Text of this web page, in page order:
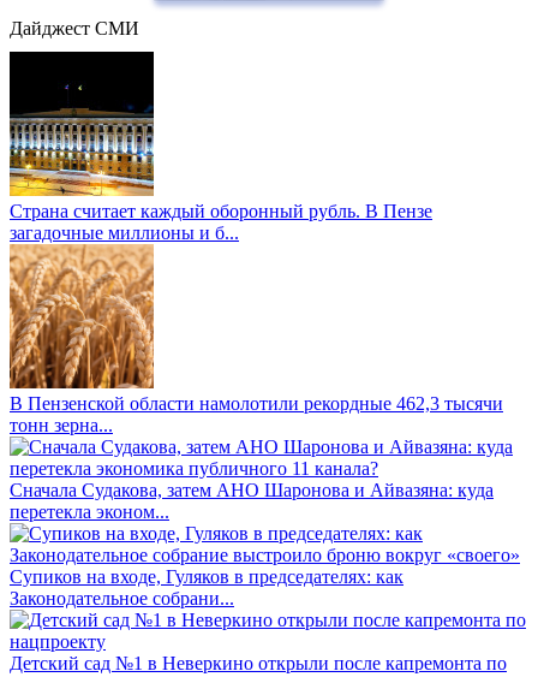
Дайджест СМИ
Страна считает каждый оборонный рубль. В Пензе
загадочные миллионы и б...
В Пензенской области намолотили рекордные 462,3 тысячи
тонн зерна...
Сначала Судакова, затем АНО Шаронова и Айвазяна: куда
перетекла эконом...
Супиков на входе, Гуляков в председателях: как
Законодательное собрани...
Детский сад №1 в Неверкино открыли после капремонта по